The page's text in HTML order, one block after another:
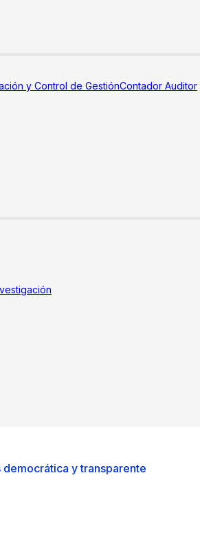
y Control de GestiónContador Auditor
y transparente